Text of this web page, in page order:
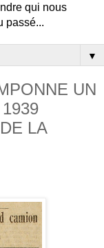
qui nous
passé...
▼
UN
LA